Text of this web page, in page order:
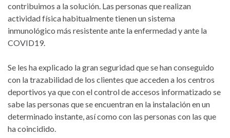
contribuimos a la solución. Las personas que realizan
actividad física habitualmente tienen un sistema
inmunológico más resistente ante la enfermedad y ante la
COVID19.
Se les ha explicado la gran seguridad que se han conseguido
con la trazabilidad de los clientes que acceden a los centros
deportivos ya que con el control de accesos informatizado se
sabe las personas que se encuentran en la instalación en un
determinado instante, así como con las personas con las que
ha coincidido.